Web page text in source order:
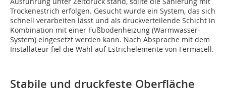
Trockenestrich erfolgen. Gesucht wurde ein System, das sich
schnell verarbeiten lässt und als druckverteilende Schicht in
Kombination mit einer Fußbodenheizung (Warmwasser-
System) eingesetzt werden kann. Nach Absprache mit dem
Installateur fiel die Wahl auf Estrichelemente von Fermacell.
Stabile und druckfeste Oberfläche